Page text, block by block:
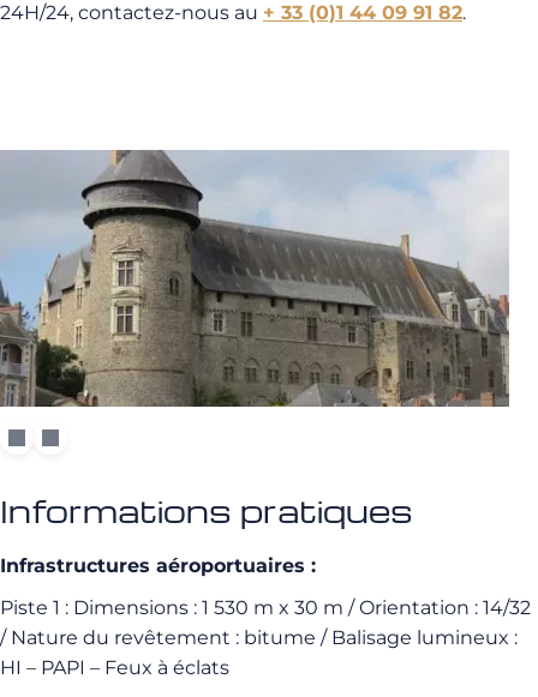
24H/24, contactez-nous au + 33 (0)1 44 09 91 82.
Informations pratiques
Infrastructures aéroportuaires :
Piste 1 : Dimensions : 1 530 m x 30 m / Orientation : 14/32
/ Nature du revêtement : bitume / Balisage lumineux :
HI – PAPI – Feux à éclats